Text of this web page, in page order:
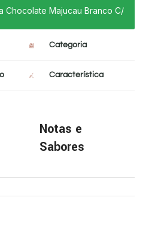
Chocolate Majucau Branco C/
Categoria
Característica
Notas e
Sabores